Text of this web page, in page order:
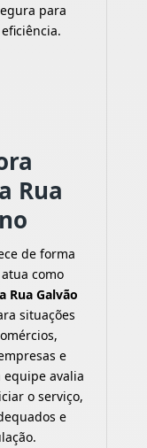
para
Rua
de forma
como
Rua Galvão
situações
e
equipe avalia
o serviço,
e